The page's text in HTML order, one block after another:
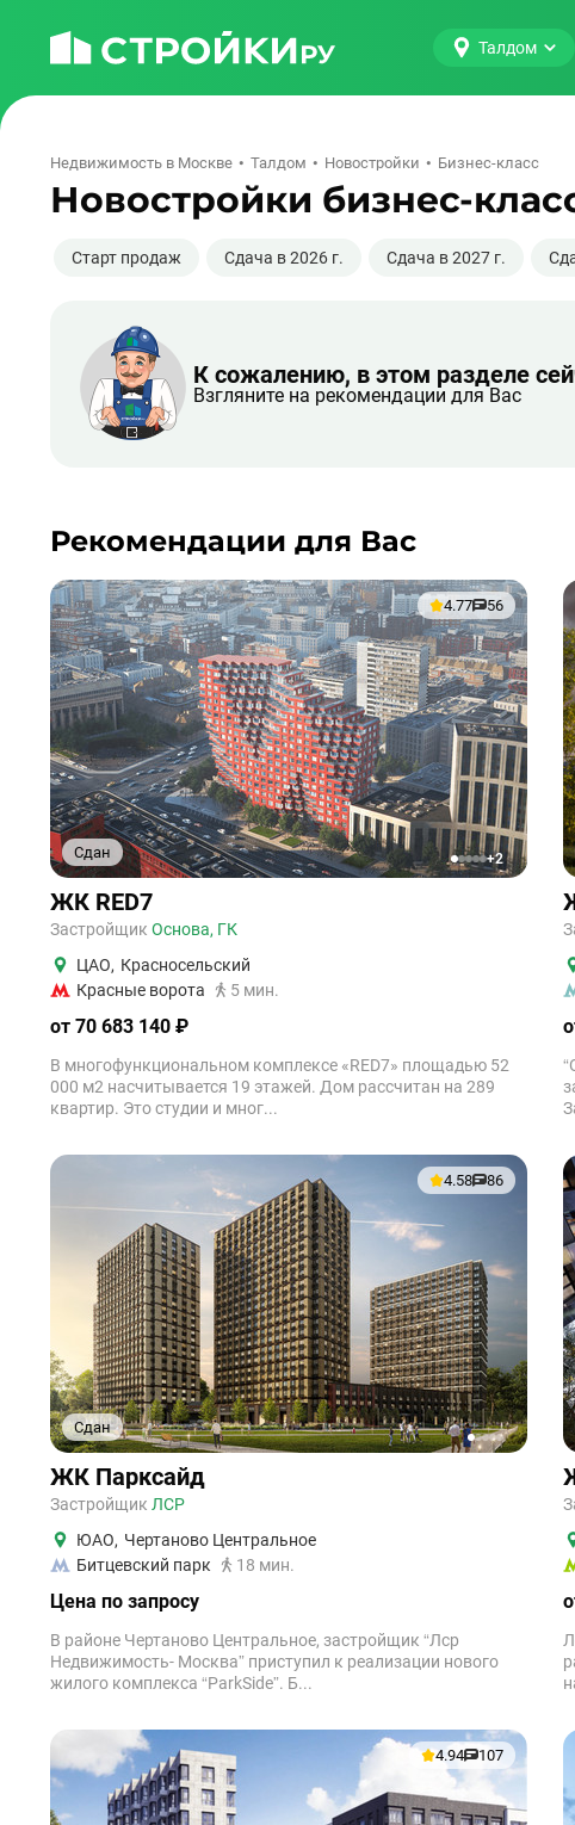
Талдом
Недвижимость в Москве Талдом Новостройки Бизнес-класс
Новостройки бизнес-
Старт продаж Сдача в 2026 г. Сдача в 2027 г.
К сожалению, в этом разделе
Взгляните на рекомендации для Вас
Рекомендации для Вас
Сдан
4.77 56
12345+2
ЖК RED7
Застройщик Основа, ГК
ЦАО, Красносельский
Красные ворота
5 мин.
от 70 683 140 ₽
В многофункциональном комплексе «RED7» площадью 52
000 м2 насчитывается 19 этажей. Дом рассчитан на 289
квартир. Это студии и мног...
Сдан
4.58 86
12345
ЖК Парксайд
Застройщик ЛСР
ЮАО, Чертаново Центральное
Битцевский парк
18 мин.
Цена по запросу
В районе Чертаново Центральное, застройщик “Лср
Недвижимость- Москва” приступил к реализации нового
жилого комплекса “ParkSide”. Б...
4.94 107